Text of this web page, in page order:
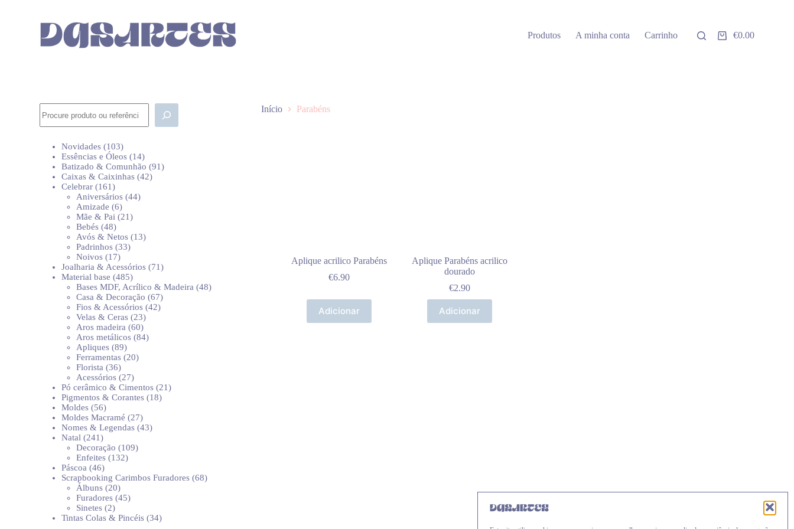
Produtos A minha conta Carrinho
Carrinho
€0.00
Início Parabéns
Aplique acrilico Parabéns
€6.90
Adicionar
Aplique Parabéns acrilico
dourado
€2.90
Adicionar
Novidades 103103
produtos
Essências e Óleos 1414
produtos
Batizado & Comunhão 9191
Caixas & Caixinhas 4242
Celebrar 161161
produtos
Aniversários 4444
Amizade 66
produtos
Mãe & Pai 2121
Bebés 4848
produtos
Avós & Netos 1313
Padrinhos 3333
Noivos 1717
produtos
Joalharia & Acessórios 7171
Material base 485485
produtos
Bases MDF, Acrílico & Madeira 4848
Casa & Decoração 6767
produtos
Fios & Acessórios 4242
Velas & Ceras 2323
produtos
Aros madeira 6060
produtos
Aros metálicos 8484
Apliques 8989
produtos
Ferramentas 2020
Florista 3636
produtos
Acessórios 2727
produtos
Pó cerâmico & Cimentos 2121
Pigmentos & Corantes 1818
Moldes 5656
produtos
Moldes Macramé 2727
produtos
Nomes & Legendas 4343
Natal 241241
produtos
Decoração 109109
Enfeites 132132
Páscoa 4646
produtos
Scrapbooking Carimbos Furadores 6868
Álbuns 2020
produtos
Furadores 4545
Sinetes 22
produtos
Tintas Colas & Pincéis 3434